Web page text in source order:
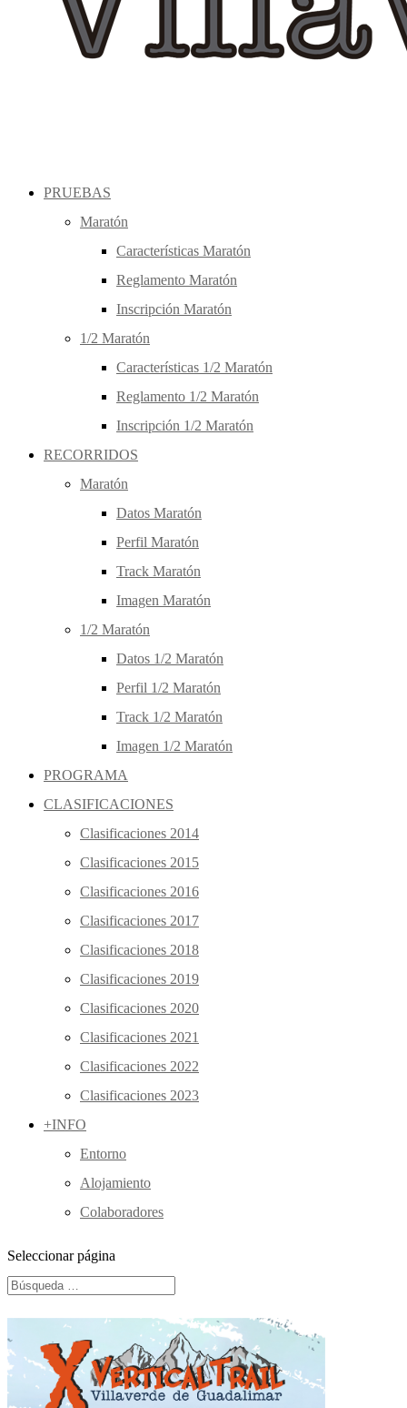
PRUEBAS
Maratón
Características Maratón
Reglamento Maratón
Inscripción Maratón
1/2 Maratón
Características 1/2 Maratón
Reglamento 1/2 Maratón
Inscripción 1/2 Maratón
RECORRIDOS
Maratón
Datos Maratón
Perfil Maratón
Track Maratón
Imagen Maratón
1/2 Maratón
Datos 1/2 Maratón
Perfil 1/2 Maratón
Track 1/2 Maratón
Imagen 1/2 Maratón
PROGRAMA
CLASIFICACIONES
Clasificaciones 2014
Clasificaciones 2015
Clasificaciones 2016
Clasificaciones 2017
Clasificaciones 2018
Clasificaciones 2019
Clasificaciones 2020
Clasificaciones 2021
Clasificaciones 2022
Clasificaciones 2023
+INFO
Entorno
Alojamiento
Colaboradores
Seleccionar página